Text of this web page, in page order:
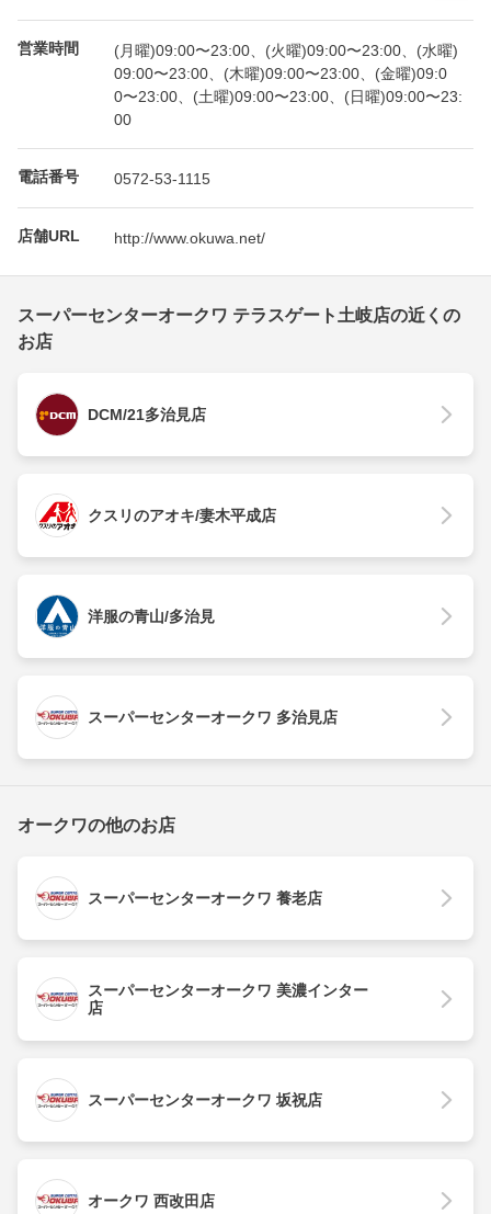
営業時間
(月曜)09:00〜23:00、(火曜)09:00〜23:00、(水曜)
09:00〜23:00、(木曜)09:00〜23:00、(金曜)09:0
0〜23:00、(土曜)09:00〜23:00、(日曜)09:00〜23:
00
電話番号 0572-53-1115
店舗URL http://www.okuwa.net/
スーパーセンターオークワ テラスゲート土岐店の近くの
お店
DCM/21多治見店
クスリのアオキ/妻木平成店
洋服の青山/多治見
スーパーセンターオークワ 多治見店
オークワの他のお店
スーパーセンターオークワ 養老店
スーパーセンターオークワ 美濃インター
店
スーパーセンターオークワ 坂祝店
オークワ 西改田店